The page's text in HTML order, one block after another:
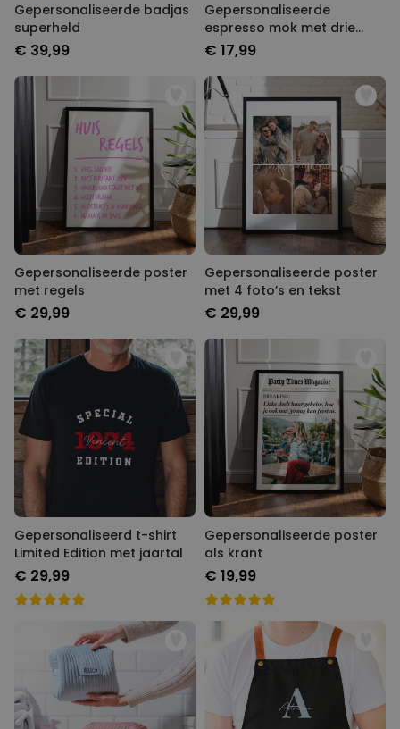
Gepersonaliseerde badjas
superheld
€ 39,99
Gepersonaliseerde
espresso mok met drie
regels
€ 17,99
Gepersonaliseerde poster
met regels
€ 29,99
Gepersonaliseerde poster
met 4 foto’s en tekst
€ 29,99
Gepersonaliseerd t-shirt
Limited Edition met jaartal
€ 29,99
Gepersonaliseerde poster
als krant
€ 19,99